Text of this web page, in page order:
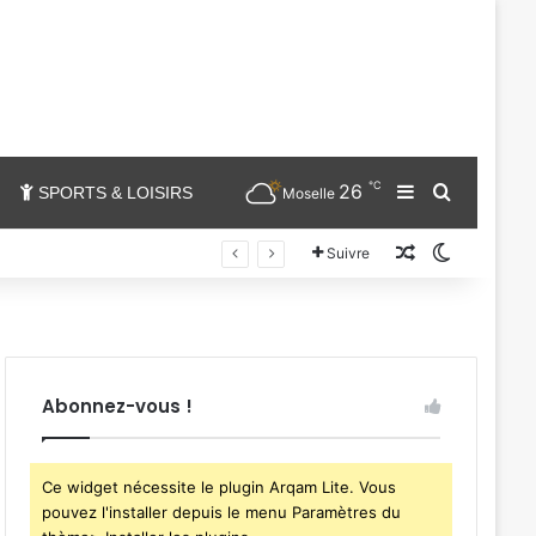
SPORTS & LOISIRS Moselle 26℃ SidebarChercher
Suivre Un article au
Abonnez-vous !
Ce widget nécessite le plugin Arqam Lite. Vous
pouvez l'installer depuis le menu Paramètres du